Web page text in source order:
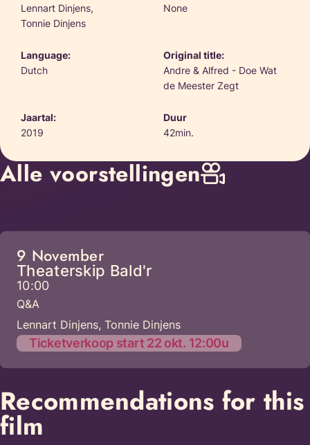
Lennart Dinjens,
Tonnie Dinjens
None
Language:
Dutch
Original title:
Andre & Alfred - Doe Wat
de Meester Zegt
Jaartal:
2019
Duur
42min.
Alle voorstellingen
9 November
Theaterskip Bald'r
10:00
Q&A
Lennart Dinjens, Tonnie Dinjens
Ticketverkoop start 22 okt. 12:00u
Recommendations for this
film